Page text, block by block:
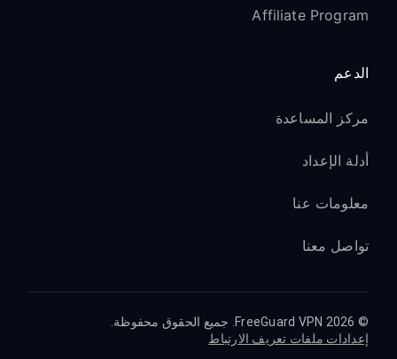
Affiliate Program
الدعم
مركز المساعدة
أدلة الإعداد
معلومات عنا
تواصل معنا
© 2026 FreeGuard VPN. جميع الحقوق محفوظة.
إعدادات ملفات تعريف الارتباط